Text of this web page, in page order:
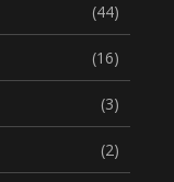
(44)
(16)
(3)
(2)